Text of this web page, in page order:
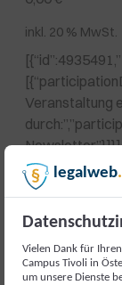
inkl. 20 % MwSt.
Veranstaltung
Newsletter”}]}]
Nicht vorrätig
Artikelnummer:
legalweb
Vielen Dank für
Campus Tivoli in
um unsere Dienste